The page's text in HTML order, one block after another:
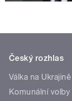
Český rozhlas
Válka na Ukrajině
Komunální volby